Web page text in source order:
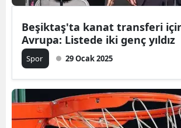
Beşiktaş'ta kanat transferi
Avrupa: Listede iki genç yıldız
Spor 29 Ocak 2025